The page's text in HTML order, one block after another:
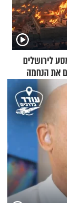
לירושלים
את הנחמה